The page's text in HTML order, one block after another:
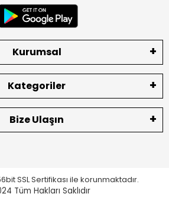
Kurumsal
Kategoriler
Bize Ulaşın
SSL Sertifikası ile korunmaktadır.
Tüm Hakları Saklıdır